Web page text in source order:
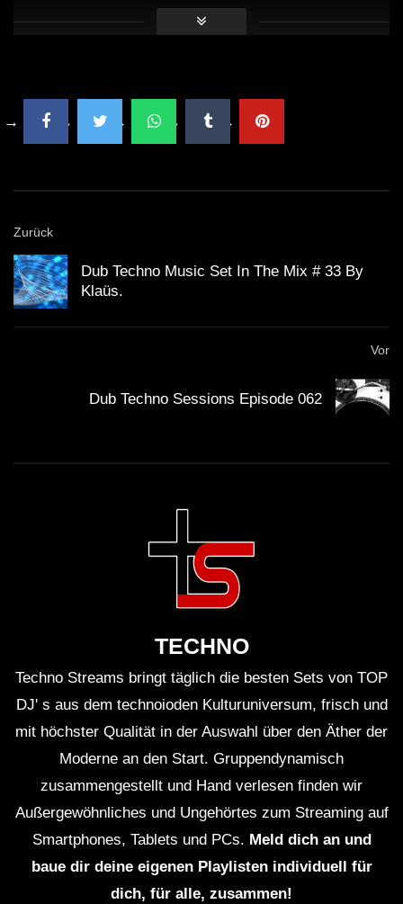
Dub Techno live jamming, rehearsal
14th October
ION – Dub Techno TV Podcast Series
#8 [2021]
DUB TECHNO || Selection 013 ||
Dub Techno Music Set In The Mix #22
By Klaüs.
DUB TECHNO || Selection 099 || Train
M-Eject – Dub Techno TV Podcast
Series #9 [2021]
Dub Techno Sessions Episode 064
Deep DUB TECHNO || Selection 003 ||
Zurück
Dub Techno Music Set In The Mix # 33 By
Klaüs.
Vor
Dub Techno Sessions Episode 062
TECHNO
Techno Streams bringt täglich die besten Sets von TOP
DJ' s aus dem technoioden Kulturuniversum, frisch und
mit höchster Qualität in der Auswahl über den Äther der
Moderne an den Start. Gruppendynamisch
zusammengestellt und Hand verlesen finden wir
Außergewöhnliches und Ungehörtes zum Streaming auf
Smartphones, Tablets und PCs. Meld dich an und
baue dir deine eigenen Playlisten individuell für
dich, für alle, zusammen!